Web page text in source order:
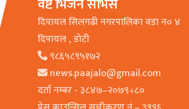
वेष्ट भिजन सर्भिस
दिपायल सिलगढी नगरपालिका वडा न० ४
दिपायल , डाेटी
९८६५८९५१७२
news.paajalo@gmail.com
दर्ता नम्बर - ३८४७–२०७९÷८०